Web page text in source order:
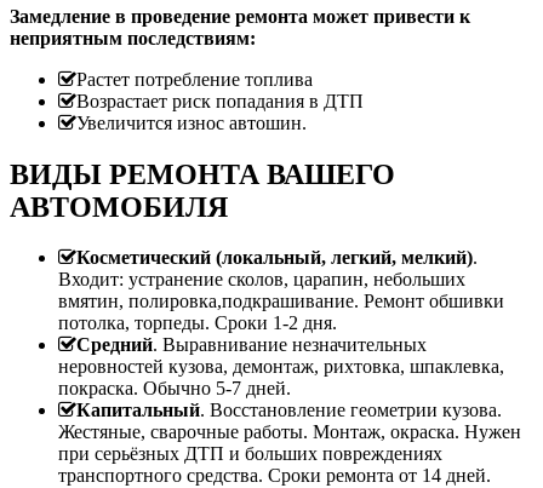
Замедление в проведение ремонта может привести к
неприятным последствиям:
Растет потребление топлива
Возрастает риск попадания в ДТП
Увеличится износ автошин.
ВИДЫ РЕМОНТА ВАШЕГО
АВТОМОБИЛЯ
Косметический (локальный, легкий, мелкий).
Входит: устранение сколов, царапин, небольших
вмятин, полировка,подкрашивание. Ремонт обшивки
потолка, торпеды. Сроки 1-2 дня.
Средний. Выравнивание незначительных
неровностей кузова, демонтаж, рихтовка, шпаклевка,
покраска. Обычно 5-7 дней.
Капитальный. Восстановление геометрии кузова.
Жестяные, сварочные работы. Монтаж, окраска. Нужен
при серьёзных ДТП и больших повреждениях
транспортного средства. Сроки ремонта от 14 дней.